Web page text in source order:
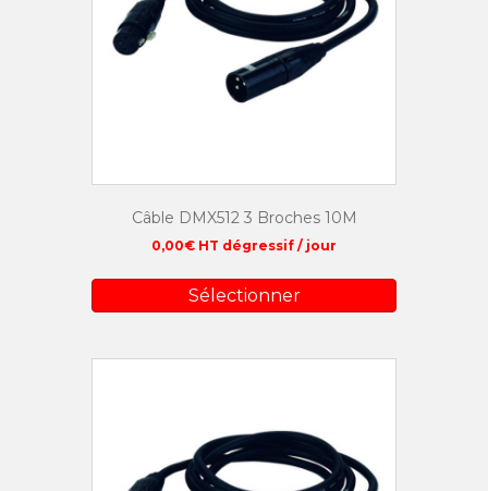
Câble DMX512 3 Broches 10M
0,00€ HT dégressif / jour
Sélectionner